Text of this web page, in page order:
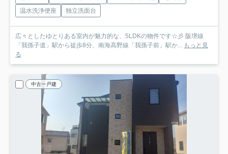
温水洗浄便座
独立洗面台
広々としたゆとりある室内が魅力的な、5LDKの物件です☆彡 阪堺線
「我孫子道」駅から徒歩8分、南海高野線「我孫子前」駅か...
もっと見
る
中古一戸建